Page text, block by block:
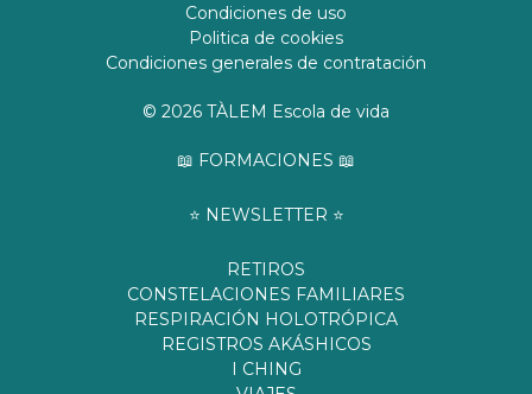
Condiciones de uso
Politica de cookies
Condiciones generales de contratación
© 2026 TÀLEM Escola de vida
📖 FORMACIONES 📖
⭐️ NEWSLETTER ⭐️
RETIROS
CONSTELACIONES FAMILIARES
RESPIRACIÓN HOLOTRÓPICA
REGISTROS AKÁSHICOS
I CHING